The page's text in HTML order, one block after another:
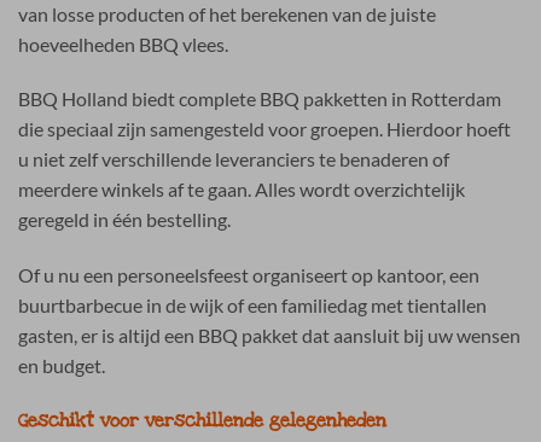
van losse producten of het berekenen van de juiste
hoeveelheden BBQ vlees.
BBQ Holland biedt complete BBQ pakketten in Rotterdam
die speciaal zijn samengesteld voor groepen. Hierdoor hoeft
u niet zelf verschillende leveranciers te benaderen of
meerdere winkels af te gaan. Alles wordt overzichtelijk
geregeld in één bestelling.
Of u nu een personeelsfeest organiseert op kantoor, een
buurtbarbecue in de wijk of een familiedag met tientallen
gasten, er is altijd een BBQ pakket dat aansluit bij uw wensen
en budget.
Geschikt voor verschillende gelegenheden